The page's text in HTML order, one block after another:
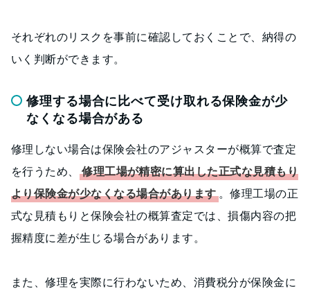
それぞれのリスクを事前に確認しておくことで、納得の
いく判断ができます。
修理する場合に比べて受け取れる保険金が少
なくなる場合がある
修理しない場合は保険会社のアジャスターが概算で査定
を行うため、
修理工場が精密に算出した正式な見積もり
より保険金が少なくなる場合があります。修理工場の正
式な見積もりと保険会社の概算査定では、損傷内容の把
握精度に差が生じる場合があります。
また、修理を実際に行わないため、消費税分が保険金に